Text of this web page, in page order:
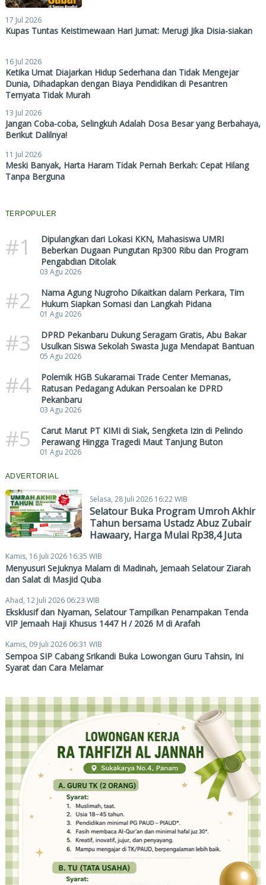
17 Jul 2026
Kupas Tuntas Keistimewaan Hari Jumat: Merugi Jika Disia-siakan
16 Jul 2026
Ketika Umat Diajarkan Hidup Sederhana dan Tidak Mengejar
Dunia, Dihadapkan dengan Biaya Pendidikan di Pesantren
Ternyata Tidak Murah
13 Jul 2026
Jangan Coba-coba, Selingkuh Adalah Dosa Besar yang Berbahaya,
Berikut Dalilnya!
11 Jul 2026
Meski Banyak, Harta Haram Tidak Pernah Berkah: Cepat Hilang
Tanpa Berguna
TERPOPULER
#1
Dipulangkan dari Lokasi KKN, Mahasiswa UMRI
Beberkan Dugaan Pungutan Rp300 Ribu dan Program
Pengabdian Ditolak
03 Agu 2026
#2
Nama Agung Nugroho Dikaitkan dalam Perkara, Tim
Hukum Siapkan Somasi dan Langkah Pidana
01 Agu 2026
#3
DPRD Pekanbaru Dukung Seragam Gratis, Abu Bakar
Usulkan Siswa Sekolah Swasta Juga Mendapat Bantuan
05 Agu 2026
#4
Polemik HGB Sukaramai Trade Center Memanas,
Ratusan Pedagang Adukan Persoalan ke DPRD
Pekanbaru
03 Agu 2026
#5
Carut Marut PT KIMI di Siak, Sengketa Izin di Pelindo
Perawang Hingga Tragedi Maut Tanjung Buton
01 Agu 2026
ADVERTORIAL
Selasa, 28 Juli 2026 16:22 WIB
Selatour Buka Program Umroh Akhir
Tahun bersama Ustadz Abuz Zubair
Hawaary, Harga Mulai Rp38,4 Juta
Kamis, 16 Juli 2026 16:35 WIB
Menyusuri Sejuknya Malam di Madinah, Jemaah Selatour Ziarah
dan Salat di Masjid Quba
Ahad, 12 Juli 2026 06:23 WIB
Eksklusif dan Nyaman, Selatour Tampilkan Penampakan Tenda
VIP Jemaah Haji Khusus 1447 H / 2026 M di Arafah
Kamis, 09 Juli 2026 06:31 WIB
Sempoa SIP Cabang Srikandi Buka Lowongan Guru Tahsin, Ini
Syarat dan Cara Melamar